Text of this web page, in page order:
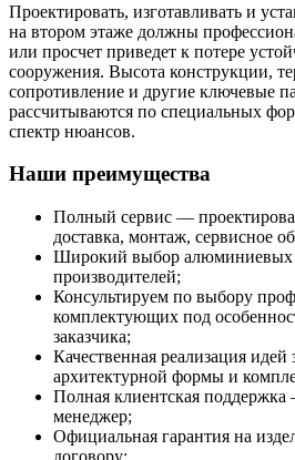
Проектировать, изготавливать и
на втором этаже должны
или просчет приведет к потере
сооружения. Высота конструкции,
сопротивление и другие ключевые
рассчитываются по специальных
спектр нюансов.
Наши преимущества
Полный сервис —
доставка, монтаж, сервисное
Широкий выбор алюминиевых
производителей;
Консультируем по выбору
комплектующих под
заказчика;
Качественная реализация
архитектурной формы и
Полная клиентская
менеджер;
Официальная гарантия на
договору;